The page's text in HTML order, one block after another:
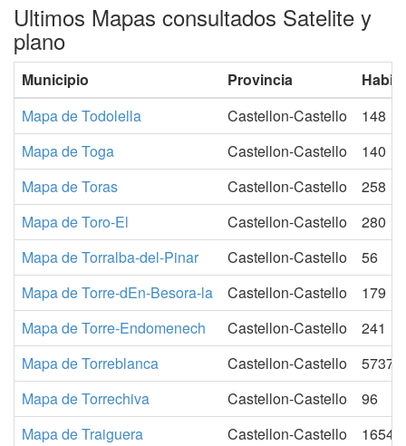
Ultimos Mapas consultados Satelite y
plano
Municipio Provincia
Mapa de Todolella
Castellon-Castello
148
Mapa de Toga
Castellon-Castello
140
Mapa de Toras
Castellon-Castello
258
Mapa de Toro-El
Castellon-Castello
280
Mapa de Torralba-del-Pinar
Castellon-Castello
56
Mapa de Torre-dEn-Besora-la
Castellon-Castello
179
Mapa de Torre-Endomenech
Castellon-Castello
241
Mapa de Torreblanca
Castellon-Castello
5737
Mapa de Torrechiva
Castellon-Castello
96
Mapa de Traiguera
Castellon-Castello 1654